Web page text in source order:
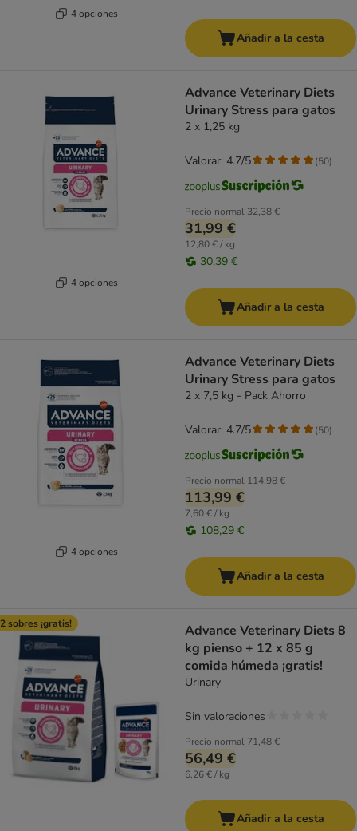
4 opciones
Añadir a la cesta
4 opciones
Advance Veterinary Diets
Urinary Stress para gatos
2 x 1,25 kg
Precio normal 32,38 €
31,99 €
12,80 € / kg
30,39 €
Valorar: 4.7/5 (50)
Añadir a la cesta
4 opciones
Advance Veterinary Diets
Urinary Stress para gatos
2 x 7,5 kg - Pack Ahorro
Precio normal 114,98 €
113,99 €
7,60 € / kg
108,29 €
Valorar: 4.7/5 (50)
Añadir a la cesta
sobres ¡gratis!
Advance Veterinary Diets 8
kg pienso + 12 x 85 g
comida húmeda ¡gratis!
Urinary
Precio normal 71,48 €
56,49 €
6,26 € / kg
Sin valoraciones
Añadir a la cesta